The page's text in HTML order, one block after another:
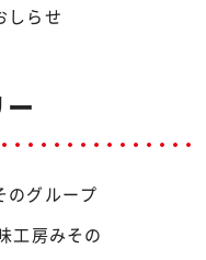
しらせ
のグループ
工房みその